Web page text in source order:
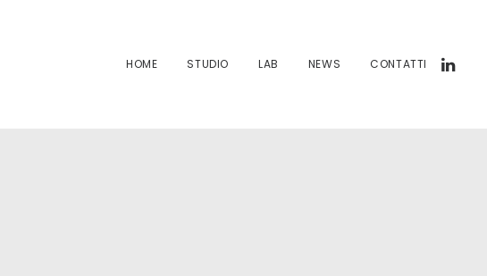
HOME STUDIO LAB NEWS CONTATTI